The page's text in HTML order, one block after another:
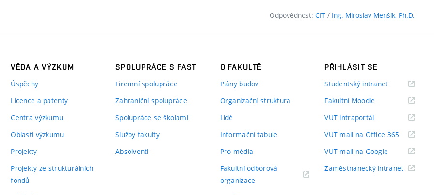
Odpovědnost: CIT / Ing. Miroslav Menšík, Ph.D.
VĚDA A VÝZKUM
Úspěchy
Licence a patenty
Centra výzkumu
Oblasti výzkumu
Projekty
Projekty ze strukturálních
fondů
SPOLUPRÁCE S FAST
Firemní spolupráce
Zahraniční spolupráce
Spolupráce se školami
Služby fakulty
Absolventi
O FAKULTĚ
Plány budov
Organizační struktura
Lidé
Informační tabule
Pro média
Fakultní odborová
organizace
PŘIHLÁSIT SE
Studentský intranet(externí
Fakultní Moodle
VUT intraportál(externí
VUT mail na Office 365 (externí
odkaz)
VUT mail na Google (externí
Zaměstnanecký intranet(externí